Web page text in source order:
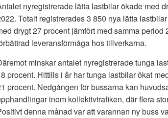
nyregistrerade lätta lastbilar ökade med
Totalt registrerades 3 850 nya lätta
drygt 27 procent jämfört med samma
leveransförmåga hos tillverkarna.
minskar antalet nyregistrerade tunga
procent. Hittills i år har tunga lastbilar ökat
procent. Nedgången för bussarna kan
inom kollektivtrafiken, där flera
denna månad var att varannan ny buss